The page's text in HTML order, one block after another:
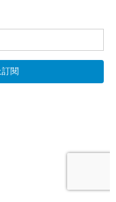
今日焦點：中共新規先
放過！中共「關門打
首富被抓；北戴河鴉雀
暑。我看到不少朋友都